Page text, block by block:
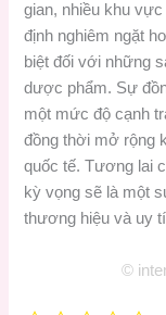
gian, nhiều khu
định nghiêm ngặt
biệt đối với những
dược phẩm. Sự
một mức độ cạnh
đồng thời mở rộng
quốc tế. Tương lai
kỳ vọng sẽ là một
thương hiệu và uy
©